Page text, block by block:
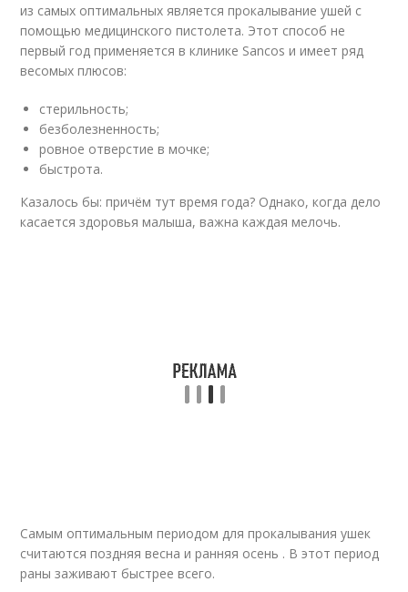
из самых оптимальных является прокалывание ушей с
помощью медицинского пистолета. Этот способ не
первый год применяется в клинике Sancos и имеет ряд
весомых плюсов:
стерильность;
безболезненность;
ровное отверстие в мочке;
быстрота.
Казалось бы: причём тут время года? Однако, когда дело
касается здоровья малыша, важна каждая мелочь.
Самым оптимальным периодом для прокалывания ушек
считаются поздняя весна и ранняя осень . В этот период
раны заживают быстрее всего.